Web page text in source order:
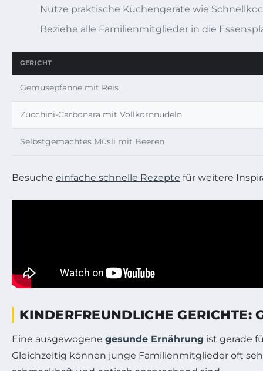
Nutze praktische Küchengeräte wie
Beziehe alle Familienmitglieder in die
GERICHT
Gemüsepfanne mit Reis
Zucchini-Carbonara mit Vollkornnudeln
Selbstgemachtes Müsli mit Beeren
Besuche einfache schnelle Rezepte für weitere
KINDERFREUNDLICHE GERICHTE:
Eine ausgewogene gesunde Ernährung ist gerade
Gleichzeitig können junge Familienmitglieder oft